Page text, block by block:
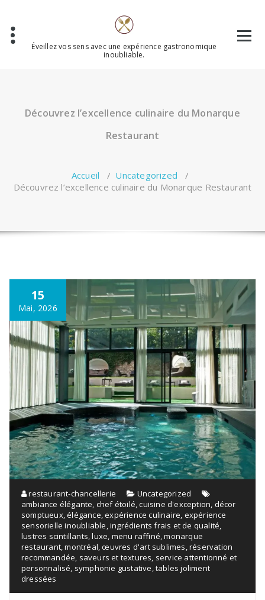
contenu
Éveillez vos sens avec une expérience gastronomique
inoubliable.
Découvrez l’excellence culinaire du Monarque
Restaurant
Accueil / Uncategorized /
Découvrez l’excellence culinaire du Monarque Restaurant
15
Mai, 2026
restaurant-chancellerie
Uncategorized
ambiance élégante, chef étoilé,cuisine d'exception, décor
somptueux,élégance,expérience culinaire, expérience
sensorielle inoubliable,ingrédients frais et de qualité,
lustres scintillants,luxe, menu raffiné,monarque
restaurant,montréal,œuvres d'art sublimes,réservation
recommandée, saveurs et textures, service attentionné et
personnalisé, symphonie gustative,tables joliment
dressées